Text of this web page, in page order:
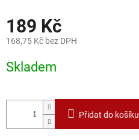
189 Kč
168,75 Kč bez DPH
cena:
Skladem
Přidat do košíku